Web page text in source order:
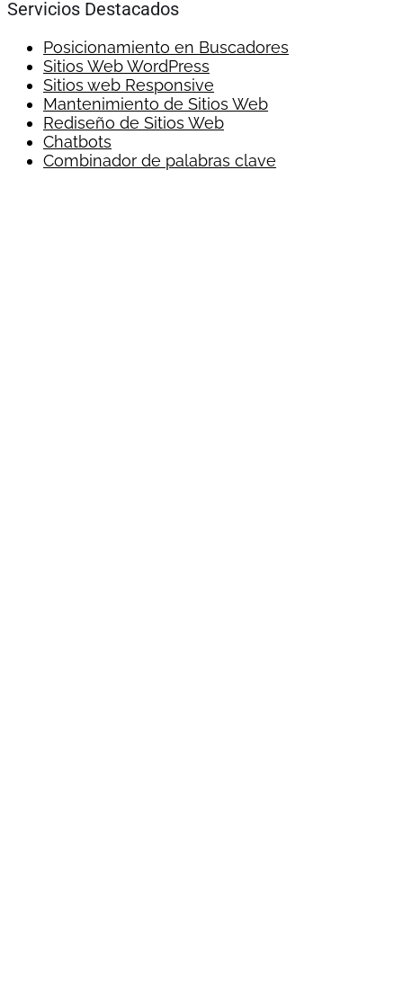
Servicios Destacados
Posicionamiento en Buscadores
Sitios Web WordPress
Sitios web Responsive
Mantenimiento de Sitios Web
Rediseño de Sitios Web
Chatbots
Combinador de palabras clave